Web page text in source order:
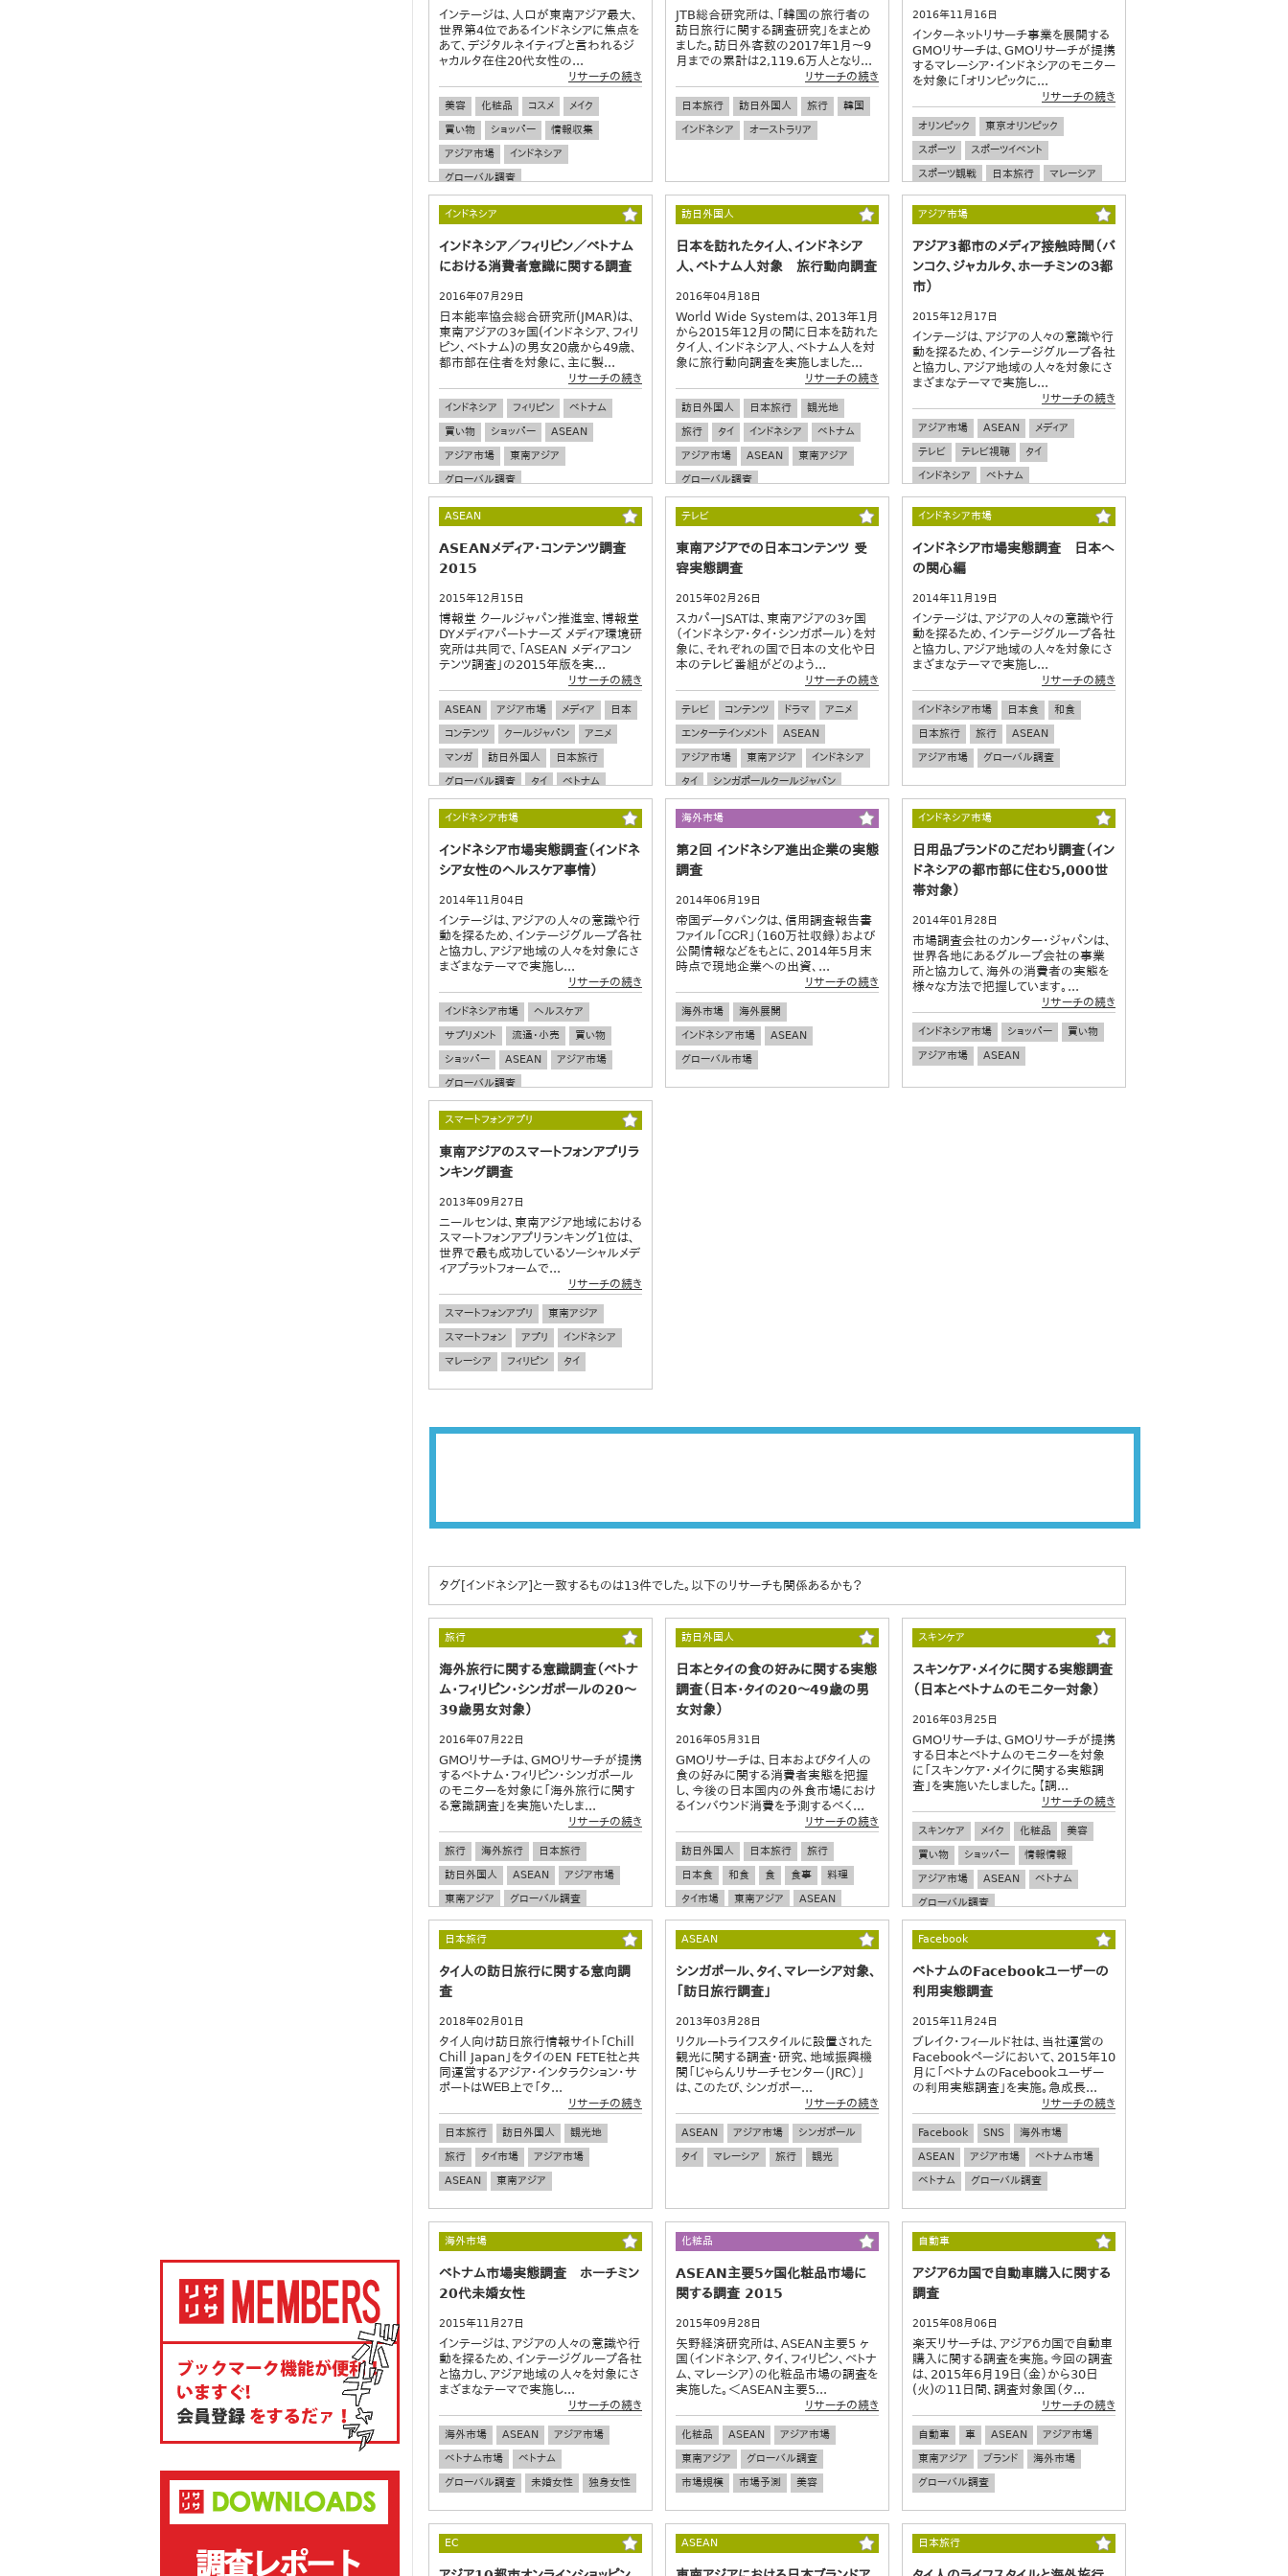
インテージは、人口が東南アジア最大、
世界第4位であるインドネシアに焦点を
あて、デジタルネイティブと言われるジ
ャカルタ在住20代女性の...
リサーチの続き
美容 化粧品 コスメ
メイク
買い物
ショッパー
情報収集
アジア市場
インドネシア
グローバル調査
JTB総合研究所は、「韓国の旅行者の
訪日旅行に関する調査研究」をまとめ
ました。訪日外客数の2017年1月～9
月までの累計は2,119.6万人となり...
リサーチの続き
日本旅行 訪日外国人 旅行
韓国
インドネシア
オーストラリア
2016年11月16日
インターネットリサーチ事業を展開する
GMOリサーチは、GMOリサーチが提携
するマレーシア・インドネシアのモニター
を対象に「オリンピックに...
リサーチの続き
オリンピック
東京オリンピック
スポーツ
スポーツイベント
スポーツ観戦
日本旅行
マレーシア
インドネシア
ASEAN
グローバル調査
インドネシア
インドネシア／フィリピン／ベトナム
における消費者意識に関する調査
2016年07月29日
日本能率協会総合研究所(JMAR)は、
東南アジアの3ヶ国(インドネシア、フィリ
ピン、ベトナム)の男女20歳から49歳、
都市部在住者を対象に、主に製...
リサーチの続き
インドネシア フィリピン
ベトナム
買い物
ショッパー
ASEAN
アジア市場
東南アジア
グローバル調査
訪日外国人
日本を訪れたタイ人、インドネシア
人、ベトナム人対象 旅行動向調査
2016年04月18日
World Wide Systemは、2013年1月
から2015年12月の間に日本を訪れた
タイ人、インドネシア人、ベトナム人を対
象に旅行動向調査を実施しました...
リサーチの続き
訪日外国人 日本旅行
観光地
旅行
タイ インドネシア
ベトナム
アジア市場
ASEAN
東南アジア
グローバル調査
アジア市場
アジア3都市のメディア接触時間（バ
ンコク、ジャカルタ、ホーチミンの３都
市）
2015年12月17日
インテージは、アジアの人々の意識や行
動を探るため、インテージグループ各社
と協力し、アジア地域の人々を対象にさ
まざまなテーマで実施し...
リサーチの続き
アジア市場 ASEAN
メディア
テレビ
テレビ視聴
タイ
インドネシア
ベトナム
グローバル調査
ASEAN
ASEANメディア・コンテンツ調査
2015
2015年12月15日
博報堂 クールジャパン推進室、博報堂
DYメディアパートナーズ メディア環境研
究所は共同で、「ASEAN メディアコン
テンツ調査」の2015年版を実...
リサーチの続き
ASEAN アジア市場 メディア
日本
コンテンツ
クールジャパン
アニメ
マンガ
訪日外国人
日本旅行
グローバル調査
タイ
ベトナム
テレビ
東南アジアでの日本コンテンツ 受
容実態調査
2015年02月26日
スカパーJSATは、東南アジアの3ヶ国
（インドネシア・タイ・シンガポール）を対
象に、それぞれの国で日本の文化や日
本のテレビ番組がどのよう...
リサーチの続き
テレビ コンテンツ ドラマ
アニメ
エンターテインメント
ASEAN
アジア市場
東南アジア
インドネシア
タイ
シンガポールクールジャパン
インドネシア市場
インドネシア市場実態調査 日本へ
の関心編
2014年11月19日
インテージは、アジアの人々の意識や行
動を探るため、インテージグループ各社
と協力し、アジア地域の人々を対象にさ
まざまなテーマで実施し...
リサーチの続き
インドネシア市場 日本食
和食
日本旅行
旅行
ASEAN
アジア市場
グローバル調査
インドネシア市場
インドネシア市場実態調査（インドネ
シア女性のヘルスケア事情）
2014年11月04日
インテージは、アジアの人々の意識や行
動を探るため、インテージグループ各社
と協力し、アジア地域の人々を対象にさ
まざまなテーマで実施し...
リサーチの続き
インドネシア市場
ヘルスケア
サプリメント
流通・小売
買い物
ショッパー
ASEAN
アジア市場
グローバル調査
海外市場
第2回 インドネシア進出企業の実態
調査
2014年06月19日
帝国データバンクは、信用調査報告書
ファイル「ＣＣＲ」（160万社収録）および
公開情報などをもとに、2014年5月末
時点で現地企業への出資、...
リサーチの続き
海外市場
海外展開
インドネシア市場
ASEAN
グローバル市場
インドネシア市場
日用品ブランドのこだわり調査（イン
ドネシアの都市部に住む5,000世
帯対象）
2014年01月28日
市場調査会社のカンター・ジャパンは、
世界各地にあるグループ会社の事業
所と協力して、海外の消費者の実態を
様々な方法で把握しています。...
リサーチの続き
インドネシア市場 ショッパー
買い物
アジア市場
ASEAN
スマートフォンアプリ
東南アジアのスマートフォンアプリラ
ンキング調査
2013年09月27日
ニールセンは、東南アジア地域における
スマートフォンアプリランキング1位は、
世界で最も成功しているソーシャルメデ
ィアプラットフォームで...
リサーチの続き
スマートフォンアプリ
東南アジア
スマートフォン
アプリ
インドネシア
マレーシア
フィリピン タイ
タグ[インドネシア]と一致するものは13件でした。以下のリサーチも関係あるかも？
旅行
海外旅行に関する意識調査（ベトナ
ム・フィリピン・シンガポールの20～
39歳男女対象）
2016年07月22日
GMOリサーチは、GMOリサーチが提携
するベトナム・フィリピン・シンガポール
のモニターを対象に「海外旅行に関す
る意識調査」を実施いたしま...
リサーチの続き
旅行 海外旅行
日本旅行
訪日外国人
ASEAN
アジア市場
東南アジア
グローバル調査
訪日外国人
日本とタイの食の好みに関する実態
調査（日本・タイの20～49歳の男
女対象）
2016年05月31日
GMOリサーチは、日本およびタイ人の
食の好みに関する消費者実態を把握
し、今後の日本国内の外食市場におけ
るインバウンド消費を予測するべく...
リサーチの続き
訪日外国人 日本旅行
旅行
日本食
和食 食 食事
料理
タイ市場
東南アジア
ASEAN
アジア市場
グローバル調査
スキンケア
スキンケア・メイクに関する実態調査
（日本とベトナムのモニター対象）
2016年03月25日
GMOリサーチは、GMOリサーチが提携
する日本とベトナムのモニターを対象
に「スキンケア・メイクに関する実態調
査」を実施いたしました。【調...
リサーチの続き
スキンケア メイク 化粧品
美容
買い物
ショッパー
情報情報
アジア市場
ASEAN
ベトナム
グローバル調査
日本旅行
タイ人の訪日旅行に関する意向調
査
2018年02月01日
タイ人向け訪日旅行情報サイト「Chill
Chill Japan」をタイのEN FETE社と共
同運営するアジア・インタラクション・サ
ポートはＷＥＢ上で「タ...
リサーチの続き
日本旅行 訪日外国人
観光地
旅行
タイ市場
アジア市場
ASEAN
東南アジア
ASEAN
シンガポール、タイ、マレーシア対象、
「訪日旅行調査」
2013年03月28日
リクルートライフスタイルに設置された
観光に関する調査・研究、地域振興機
関「じゃらんリサーチセンター（JRC）」
は、このたび、シンガポー...
リサーチの続き
ASEAN アジア市場
シンガポール
タイ
マレーシア 旅行 観光
Facebook
ベトナムのFacebookユーザーの
利用実態調査
2015年11月24日
ブレイク・フィールド社は、当社運営の
Facebookページにおいて、2015年10
月に「ベトナムのFacebookユーザー
の利用実態調査」を実施。急成長...
リサーチの続き
Facebook SNS
海外市場
ASEAN
アジア市場
ベトナム市場
ベトナム
グローバル調査
海外市場
ベトナム市場実態調査 ホーチミン
20代未婚女性
2015年11月27日
インテージは、アジアの人々の意識や行
動を探るため、インテージグループ各社
と協力し、アジア地域の人々を対象にさ
まざまなテーマで実施し...
リサーチの続き
海外市場 ASEAN
アジア市場
ベトナム市場
ベトナム
グローバル調査
未婚女性 独身女性
化粧品
ASEAN主要5ヶ国化粧品市場に
関する調査 2015
2015年09月28日
矢野経済研究所は、ASEAN主要5 ヶ
国（インドネシア、タイ、フィリピン、ベトナ
ム、マレーシア）の化粧品市場の調査を
実施した。＜ASEAN主要5...
リサーチの続き
化粧品 ASEAN
アジア市場
東南アジア
グローバル調査
市場規模
市場予測 美容
自動車
アジア６カ国で自動車購入に関する
調査
2015年08月06日
楽天リサーチは、アジア６カ国で自動車
購入に関する調査を実施。今回の調査
は、2015年6月19日（金）から30日
(火)の11日間、調査対象国（タ...
リサーチの続き
自動車 車 ASEAN
アジア市場
東南アジア
ブランド
海外市場
グローバル調査
EC ASEAN 日本旅行